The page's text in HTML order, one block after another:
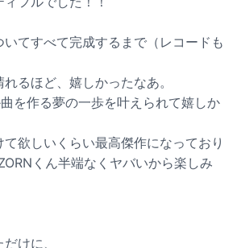
てすべて完成するまで（レコードも
るほど、嬉しかったなあ。
を作る夢の一歩を叶えられて嬉しか
欲しいくらい最高傑作になっており
くん半端なくヤバいから楽しみ
けに、